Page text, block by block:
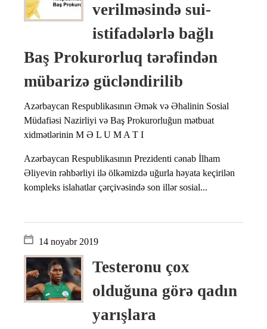
verilməsində sui-
istifadələrlə bağlı
Baş Prokurorluq tərəfindən
mübarizə gücləndirilib
Azərbaycan Respublikasının Əmək və Əhalinin Sosial
Müdafiəsi Nazirliyi və Baş Prokurorluğun mətbuat
xidmətlərinin M Ə L U M A T I
Azərbaycan Respublikasının Prezidenti cənab İlham
Əliyevin rəhbərliyi ilə ölkəmizdə uğurla həyata keçirilən
kompleks islahatlar çərçivəsində son illər sosial...
14 noyabr 2019
Testeronu çox
olduğuna görə qadın
yarışlara